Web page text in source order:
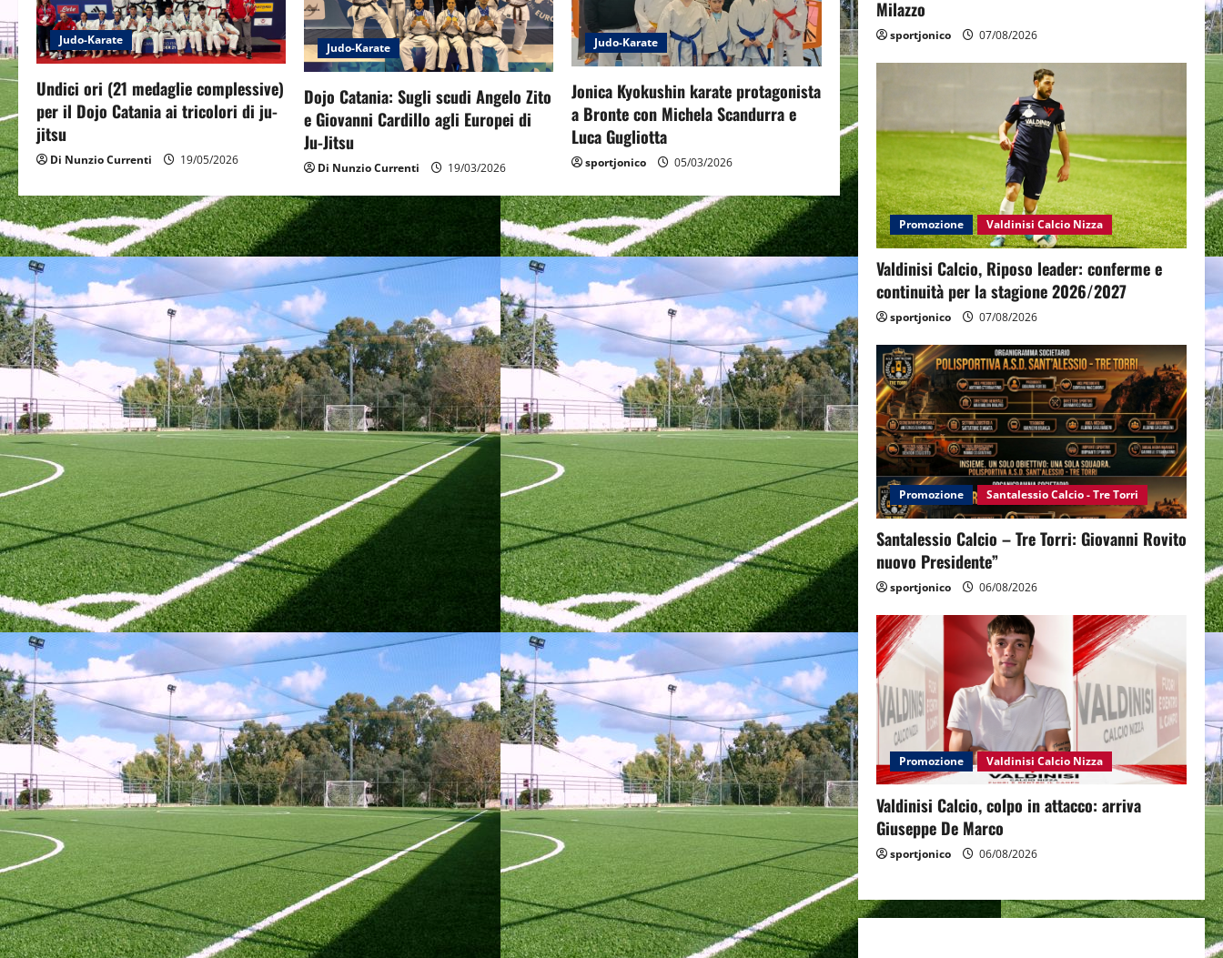
i
g
a
t
i
o
n
Judo-Karate
Undici ori (21 medaglie complessive)
per il Dojo Catania ai tricolori di ju-
jitsu
Di Nunzio Currenti 19/05/2026
Judo-Karate
Dojo Catania: Sugli scudi Angelo Zito
e Giovanni Cardillo agli Europei di
Ju-Jitsu
Di Nunzio Currenti 19/03/2026
Judo-Karate
Jonica Kyokushin karate protagonista
a Bronte con Michela Scandurra e
Luca Gugliotta
sportjonico 05/03/2026
Milazzo
sportjonico 07/08/2026
Promozione Valdinisi Calcio Nizza
Valdinisi Calcio, Riposo leader: conferme e
continuità per la stagione 2026/2027
sportjonico 07/08/2026
Promozione Santalessio Calcio - Tre Torri
Santalessio Calcio – Tre Torri: Giovanni Rovito
nuovo Presidente”
sportjonico 06/08/2026
Promozione Valdinisi Calcio Nizza
Valdinisi Calcio, colpo in attacco: arriva
Giuseppe De Marco
sportjonico 06/08/2026